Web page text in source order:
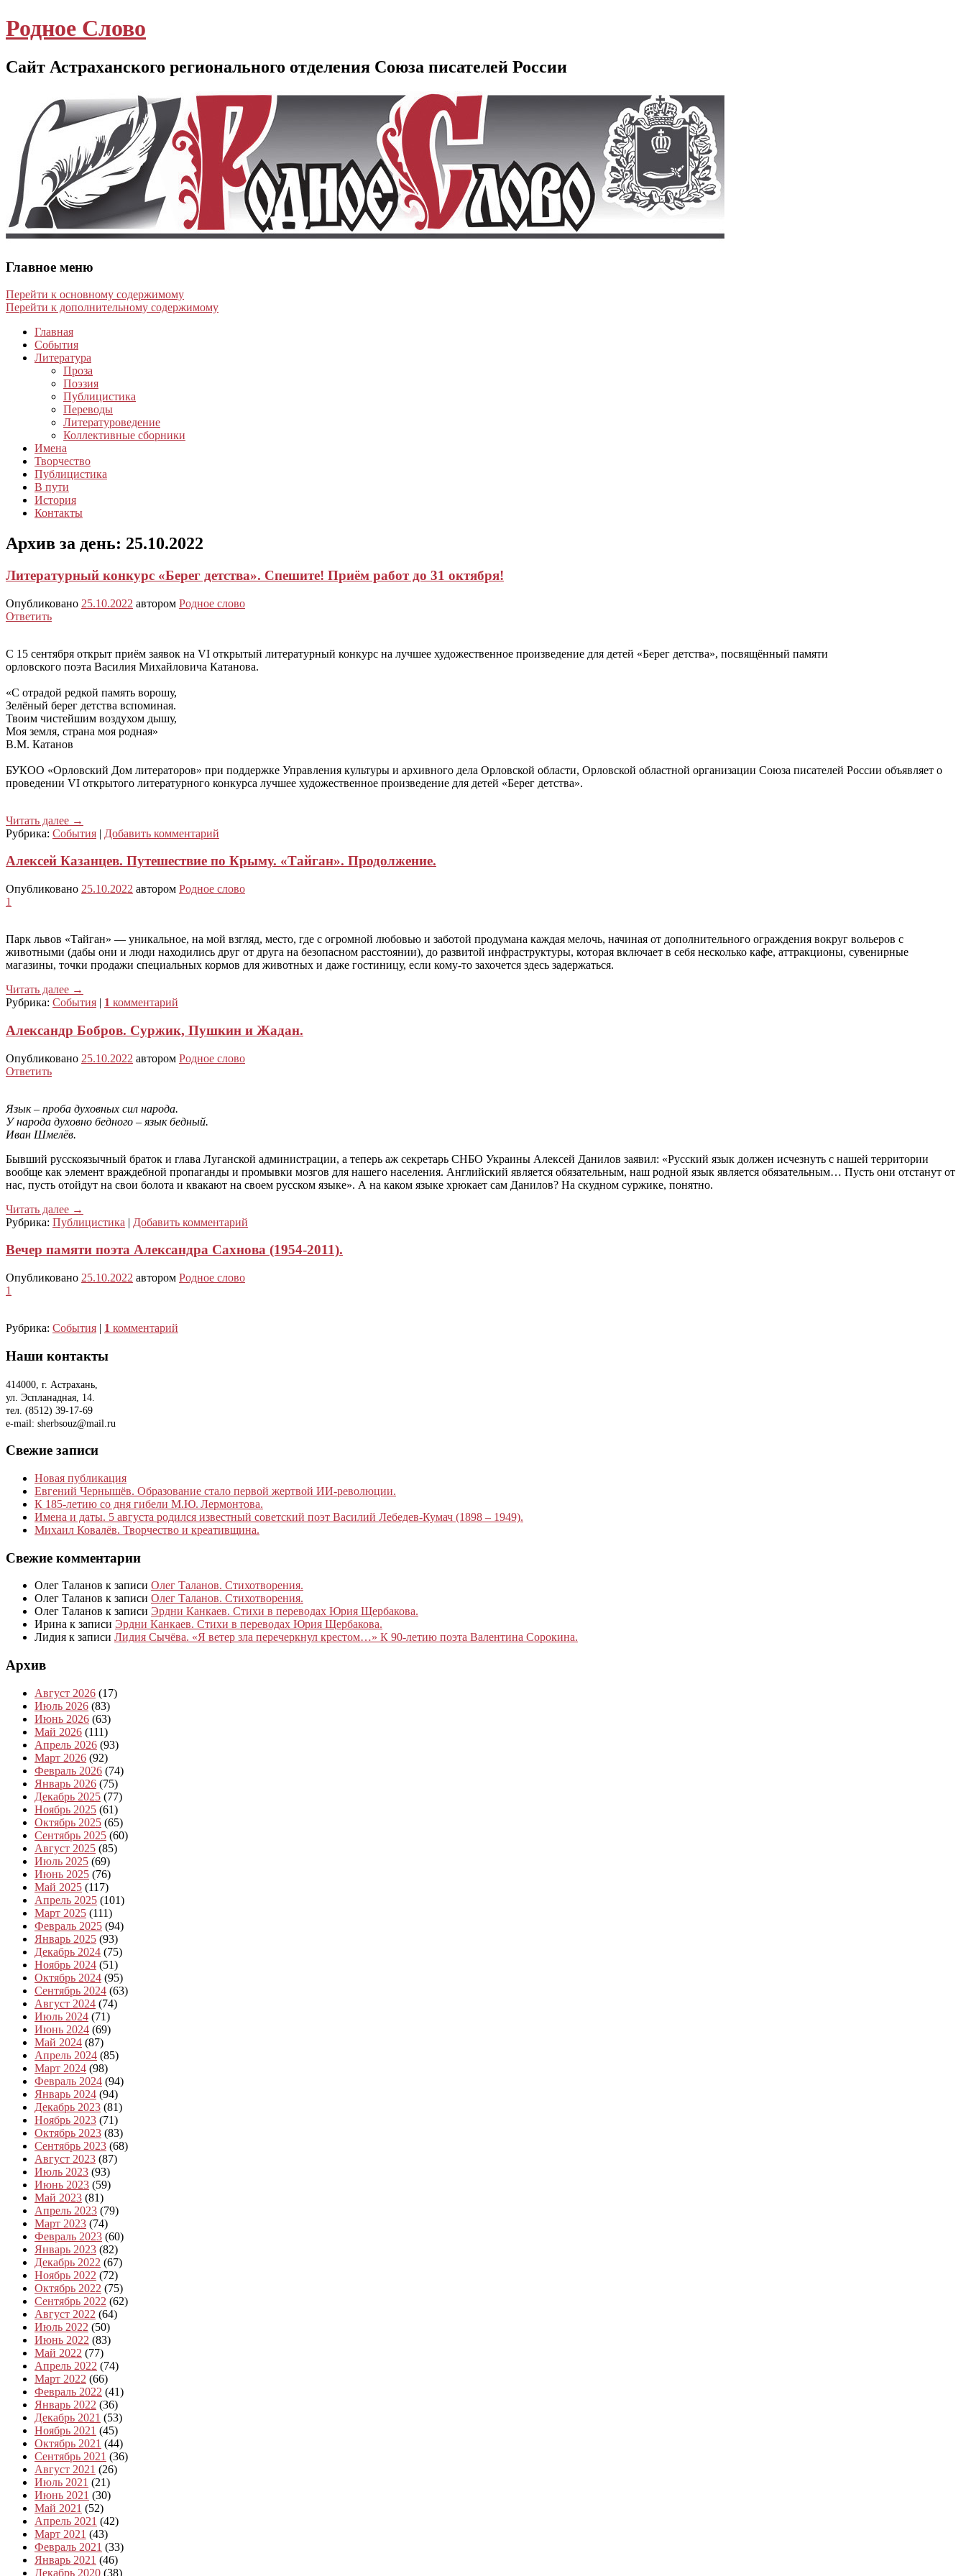
Родное Слово
Сайт Астраханского регионального отделения Союза писателей России
Главное меню
Перейти к основному содержимому
Перейти к дополнительному содержимому
Главная
События
Литература
Проза
Поэзия
Публицистика
Переводы
Литературоведение
Коллективные сборники
Имена
Творчество
Публицистика
В пути
История
Контакты
Архив за день: 25.10.2022
Литературный конкурс «Берег детства». Спешите! Приём работ до 31 октября!
Опубликовано 25.10.2022 автором Родное слово
Ответить
C 15 сентября открыт приём заявок на VI открытый литературный конкурс на лучшее художественное произведение для детей «Берег детства», посвящённый памяти
орловского поэта Василия Михайловича Катанова.
«С отрадой редкой память ворошу,
Зелёный берег детства вспоминая.
Твоим чистейшим воздухом дышу,
Моя земля, страна моя родная»
В.М. Катанов
БУКОО «Орловский Дом литераторов» при поддержке Управления культуры и архивного дела Орловской области, Орловской областной организации Союза писателей России объявляет о
проведении VI открытого литературного конкурса лучшее художественное произведение для детей «Берег детства».
Читать далее →
Рубрика: События | Добавить комментарий
Алексей Казанцев. Путешествие по Крыму. «Тайган». Продолжение.
Опубликовано 25.10.2022 автором Родное слово
1
Парк львов «Тайган» — уникальное, на мой взгляд, место, где с огромной любовью и заботой продумана каждая мелочь, начиная от дополнительного ограждения вокруг вольеров с
животными (дабы они и люди находились друг от друга на безопасном расстоянии), до развитой инфраструктуры, которая включает в себя несколько кафе, аттракционы, сувенирные
магазины, точки продажи специальных кормов для животных и даже гостиницу, если кому-то захочется здесь задержаться.
Читать далее →
Рубрика: События | 1 комментарий
Александр Бобров. Суржик, Пушкин и Жадан.
Опубликовано 25.10.2022 автором Родное слово
Ответить
Язык – проба духовных сил народа.
У народа духовно бедного – язык бедный.
Иван Шмелёв.
Бывший русскоязычный браток и глава Луганской администрации, а теперь аж секретарь СНБО Украины Алексей Данилов заявил: «Русский язык должен исчезнуть с нашей территории
вообще как элемент враждебной пропаганды и промывки мозгов для нашего населения. Английский является обязательным, наш родной язык является обязательным… Пусть они отстанут от
нас, пусть отойдут на свои болота и квакают на своем русском языке». А на каком языке хрюкает сам Данилов? На скудном суржике, понятно.
Читать далее →
Рубрика: Публицистика | Добавить комментарий
Вечер памяти поэта Александра Сахнова (1954-2011).
Опубликовано 25.10.2022 автором Родное слово
1
Рубрика: События | 1 комментарий
Наши контакты
414000, г. Астрахань,
ул. Эспланадная, 14.
тел. (8512) 39-17-69
e-mail: sherbsouz@mail.ru
Свежие записи
Новая публикация
Евгений Чернышёв. Образование стало первой жертвой ИИ-революции.
К 185‑летию со дня гибели М.Ю. Лермонтова.
Имена и даты. 5 августа родился известный советский поэт Василий Лебедев-Кумач (1898 – 1949).
Михаил Ковалёв. Творчество и креативщина.
Свежие комментарии
Олег Таланов к записи Олег Таланов. Стихотворения.
Олег Таланов к записи Олег Таланов. Стихотворения.
Олег Таланов к записи Эрдни Канкаев. Стихи в переводах Юрия Щербакова.
Ирина к записи Эрдни Канкаев. Стихи в переводах Юрия Щербакова.
Лидия к записи Лидия Сычёва. «Я ветер зла перечеркнул крестом…» К 90-летию поэта Валентина Сорокина.
Архив
Август 2026 (17)
Июль 2026 (83)
Июнь 2026 (63)
Май 2026 (111)
Апрель 2026 (93)
Март 2026 (92)
Февраль 2026 (74)
Январь 2026 (75)
Декабрь 2025 (77)
Ноябрь 2025 (61)
Октябрь 2025 (65)
Сентябрь 2025 (60)
Август 2025 (85)
Июль 2025 (69)
Июнь 2025 (76)
Май 2025 (117)
Апрель 2025 (101)
Март 2025 (111)
Февраль 2025 (94)
Январь 2025 (93)
Декабрь 2024 (75)
Ноябрь 2024 (51)
Октябрь 2024 (95)
Сентябрь 2024 (63)
Август 2024 (74)
Июль 2024 (71)
Июнь 2024 (69)
Май 2024 (87)
Апрель 2024 (85)
Март 2024 (98)
Февраль 2024 (94)
Январь 2024 (94)
Декабрь 2023 (81)
Ноябрь 2023 (71)
Октябрь 2023 (83)
Сентябрь 2023 (68)
Август 2023 (87)
Июль 2023 (93)
Июнь 2023 (59)
Май 2023 (81)
Апрель 2023 (79)
Март 2023 (74)
Февраль 2023 (60)
Январь 2023 (82)
Декабрь 2022 (67)
Ноябрь 2022 (72)
Октябрь 2022 (75)
Сентябрь 2022 (62)
Август 2022 (64)
Июль 2022 (50)
Июнь 2022 (83)
Май 2022 (77)
Апрель 2022 (74)
Март 2022 (66)
Февраль 2022 (41)
Январь 2022 (36)
Декабрь 2021 (53)
Ноябрь 2021 (45)
Октябрь 2021 (44)
Сентябрь 2021 (36)
Август 2021 (26)
Июль 2021 (21)
Июнь 2021 (30)
Май 2021 (52)
Апрель 2021 (42)
Март 2021 (43)
Февраль 2021 (33)
Январь 2021 (46)
Декабрь 2020 (38)